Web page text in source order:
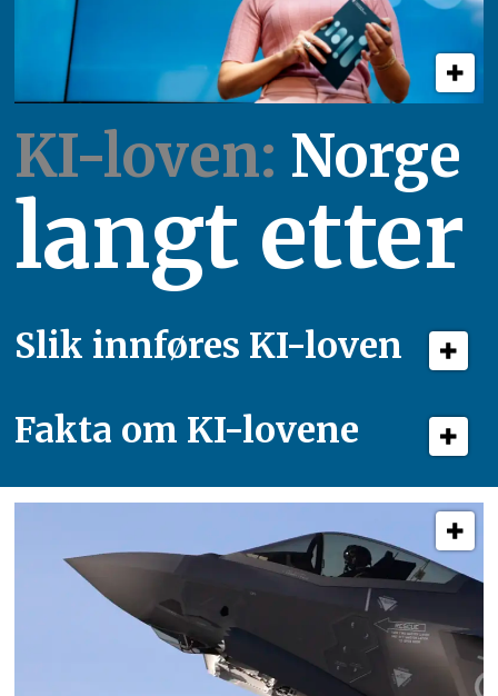
KI-loven: Norge
langt etter
Slik innføres KI-loven
Fakta om KI-lovene